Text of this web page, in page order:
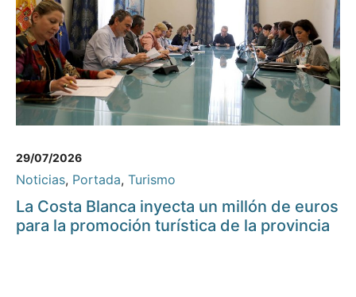
29/07/2026
Noticias, Portada, Turismo
La Costa Blanca inyecta un millón de euros
para la promoción turística de la provincia